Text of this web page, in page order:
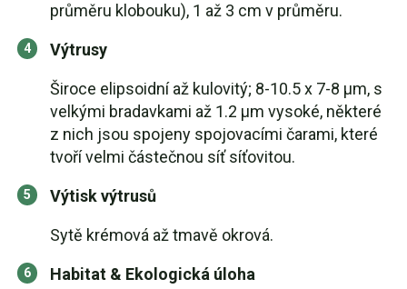
průměru klobouku), 1 až 3 cm v průměru.
Výtrusy
Široce elipsoidní až kulovitý; 8-10.5 x 7-8 μm, s
velkými bradavkami až 1.2 μm vysoké, některé
z nich jsou spojeny spojovacími čarami, které
tvoří velmi částečnou síť síťovitou.
Výtisk výtrusů
Sytě krémová až tmavě okrová.
Habitat & Ekologická úloha